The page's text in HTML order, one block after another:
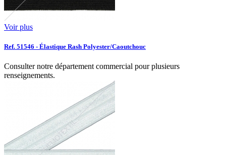
Voir plus
Ref. 51546 - Élastique Rash Polyester/Caoutchouc
Consulter notre département commercial pour plusieurs
renseignements.